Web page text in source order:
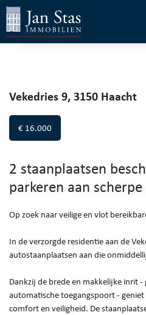
Vekedries 9, 3150 Haacht
€ 16.000
2 staanplaatsen
parkeren aan
Op zoek naar veilige en vlot
In de verzorgde residentie aan de
autostaanplaatsen aan die
Dankzij de brede en makkelijke inrit
automatische toegangspoort -
comfort en veiligheid. De